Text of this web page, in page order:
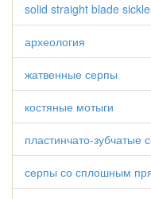
solid straight blade
археология
жатвенные серпы
костяные мотыги
пластинчато-зубчатые
серпы со сплошным